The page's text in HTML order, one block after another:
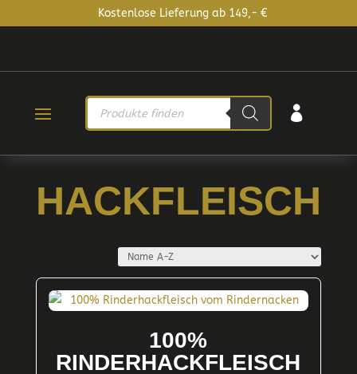
Kostenlose Lieferung ab 149,- €
PRODUCTS
SEARCH

HACKFLEISCH
100%
RINDERHACKFLEISCH